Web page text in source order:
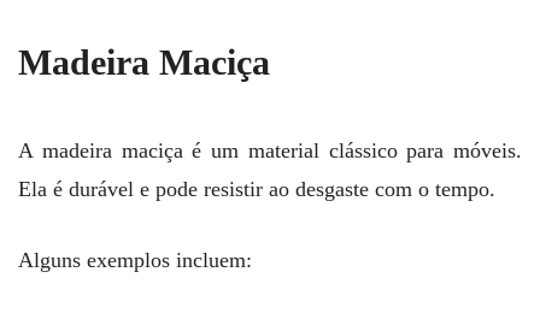
Madeira Maciça
A madeira maciça é um material clássico para móveis.
Ela é durável e pode resistir ao desgaste com o tempo.
Alguns exemplos incluem: